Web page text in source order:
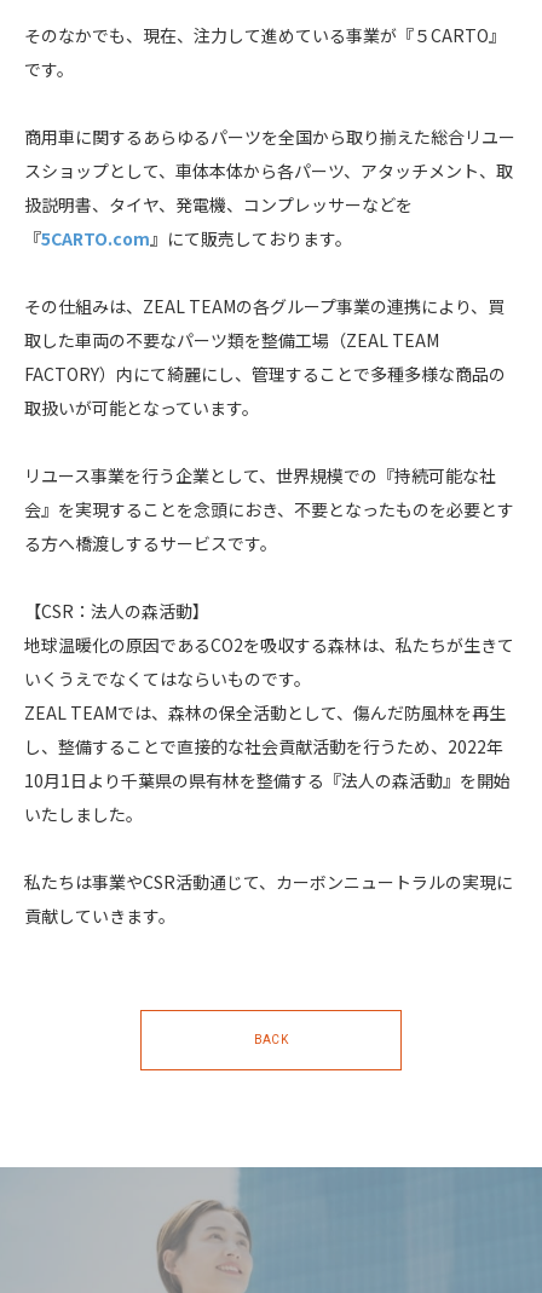
そのなかでも、現在、注力して進めている事業が『５CARTO』
です。
商用車に関するあらゆるパーツを全国から取り揃えた総合リユー
スショップとして、車体本体から各パーツ、アタッチメント、取
扱説明書、タイヤ、発電機、コンプレッサーなどを
『5CARTO.com 』にて販売しております。
その仕組みは、ZEAL TEAMの各グループ事業の連携により、買
取した車両の不要なパーツ類を整備工場（ZEAL TEAM
FACTORY）内にて綺麗にし、管理することで多種多様な商品の
取扱いが可能となっています。
リユース事業を行う企業として、世界規模での『持続可能な社
会』を実現することを念頭におき、不要となったものを必要とす
る方へ橋渡しするサービスです。
【CSR：法人の森活動】
地球温暖化の原因であるCO2を吸収する森林は、私たちが生きて
いくうえでなくてはならいものです。
ZEAL TEAMでは、森林の保全活動として、傷んだ防風林を再生
し、整備することで直接的な社会貢献活動を行うため、2022年
10月1日より千葉県の県有林を整備する『法人の森活動』を開始
いたしました。
私たちは事業やCSR活動通じて、カーボンニュートラルの実現に
貢献していきます。
BACK